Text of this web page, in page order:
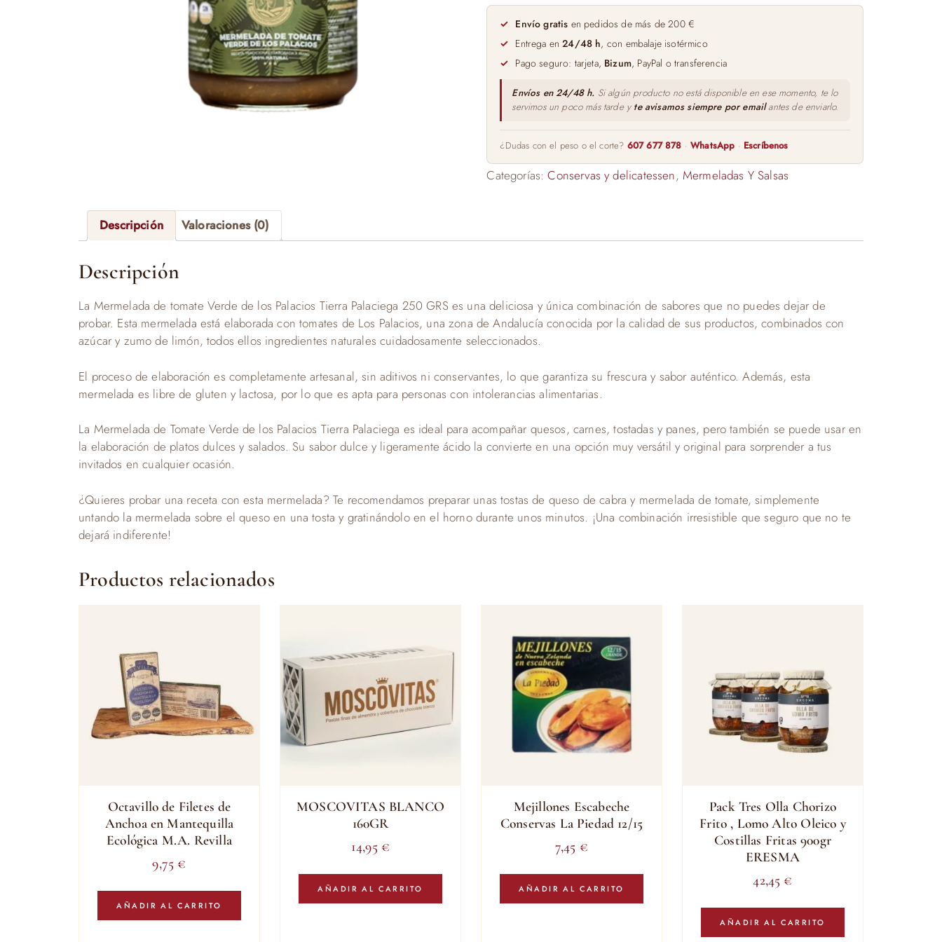
Verde
Palacios
Palaciega
250gr
cantidad
Envío gratis en pedidos de más de 200 €
Entrega en24/48 h, con embalaje isotérmico
Pago seguro: tarjeta, Bizum, PayPal o transferencia
Envíos en 24/48 h. Si algún producto no está disponible en ese momento, te lo
servimos un poco más tarde y te avisamos siempre por emailantes de enviarlo.
¿Dudas con el peso o el corte? 607 677 878 ·WhatsApp · Escríbenos
Categorías:Conservas y delicatessen, Mermeladas Y Salsas
Descripción Valoraciones (0)
Descripción
La Mermelada de tomate Verde de los Palacios Tierra Palaciega 250 GRS es una deliciosa y única combinación de sabores que no puedes dejar de
probar. Esta mermelada está elaborada con tomates de Los Palacios, una zona de Andalucía conocida por la calidad de sus productos, combinados con
azúcar y zumo de limón, todos ellos ingredientes naturales cuidadosamente seleccionados.
El proceso de elaboración es completamente artesanal, sin aditivos ni conservantes, lo que garantiza su frescura y sabor auténtico. Además, esta
mermelada es libre de gluten y lactosa, por lo que es apta para personas con intolerancias alimentarias.
La Mermelada de Tomate Verde de los Palacios Tierra Palaciega es ideal para acompañar quesos, carnes, tostadas y panes, pero también se puede usar en
la elaboración de platos dulces y salados. Su sabor dulce y ligeramente ácido la convierte en una opción muy versátil y original para sorprender a tus
invitados en cualquier ocasión.
¿Quieres probar una receta con esta mermelada? Te recomendamos preparar unas tostas de queso de cabra y mermelada de tomate, simplemente
untando la mermelada sobre el queso en una tosta y gratinándolo en el horno durante unos minutos. ¡Una combinación irresistible que seguro que no te
dejará indiferente!
Productos relacionados
Octavillo de Filetes de
Anchoa en Mantequilla
Ecológica M.A. Revilla
9,75 €
AÑADIR AL CARRITO
MOSCOVITAS BLANCO
160GR
14,95 €
AÑADIR AL CARRITO
Mejillones Escabeche
Conservas La Piedad 12/15
7,45 €
AÑADIR AL CARRITO
Pack Tres Olla Chorizo
Frito , Lomo Alto Oleico y
Costillas Fritas 900gr
ERESMA
42,45 €
AÑADIR AL CARRITO